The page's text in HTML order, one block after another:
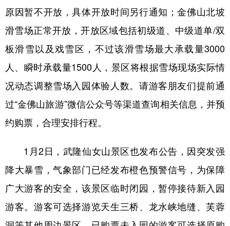
原因暂不开放，具体开放时间另行通知；金佛山北坡
滑雪场正常开放，开放区域包括初级道、中级道单/双
板滑雪以及戏雪区，不过该滑雪场最大承载量3000
人、瞬时承载量1500人，景区将根据雪场现场实际情
况动态调整雪场入园体验人数。请游客朋友们提前通
过“金佛山旅游”微信公众号等渠道查询相关信息，并预
约购票，合理安排行程。
1月2日，武隆仙女山景区也发布公告，因突发强
降大暴雪，气象部门已经发布橙色预警信号，为保障
广大游客的安全，该景区临时闭园，暂停接待新入园
游客。游客可选择游览天生三桥、龙水峡地缝、芙蓉